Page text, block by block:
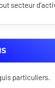
secteur
particuliers.